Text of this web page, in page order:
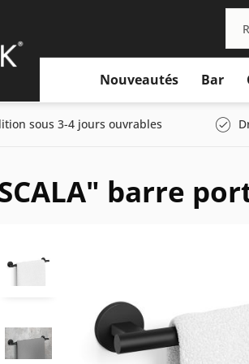
Nouveautés Bar
sous 3-4 jours ouvrables
barre